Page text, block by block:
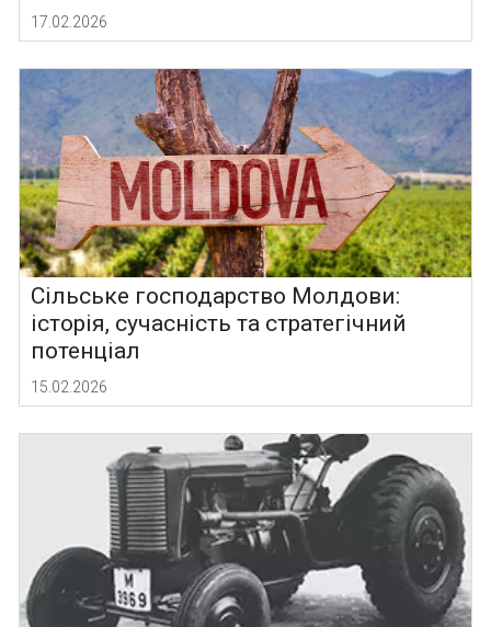
17.02.2026
Сільське господарство Молдови:
історія, сучасність та стратегічний
потенціал
15.02.2026